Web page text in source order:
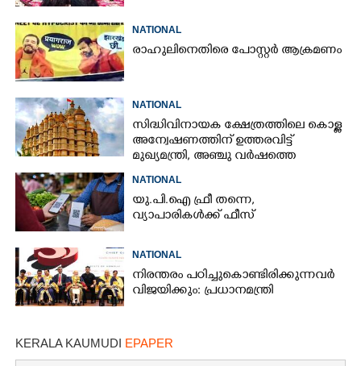
NATIONAL
രാഹുലിനെതിരെ പോസ്റ്റർ ആക്രമണം
NATIONAL
സിദ്ധിവിനായക ക്ഷേത്രത്തിലെ കൊള്ള
അന്വേഷണത്തിന് ഉത്തരവിട്ട്
മുഖ്യമന്ത്രി, അഞ്ചു വർഷത്തെ
NATIONAL
യു.പി.ഐ ഫ്രീ തന്നെ,
വ്യാപാരികൾക്ക് ഫീസ്
NATIONAL
നിരന്തരം പഠിച്ചുകൊണ്ടിരിക്കുന്നവർ
വിജയിക്കും: പ്രധാനമന്ത്രി
KERALA KAUMUDI EPAPER